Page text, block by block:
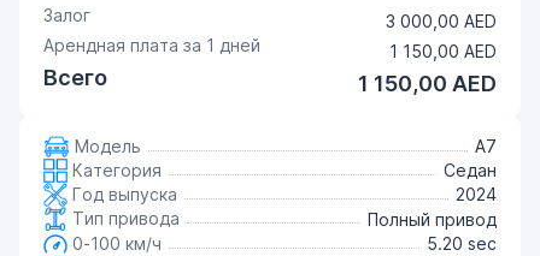
Залог
3 000,00 AED
Арендная плата за 1 дней 1 150,00 AED
Всего 1 150,00 AED
Модель
A7
Категория
Седан
Год выпуска
2024
Тип привода
Полный привод
0-100 км/ч
5.20 sec